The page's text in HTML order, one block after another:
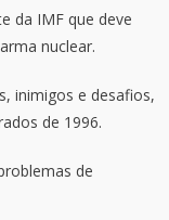
da IMF que deve
nuclear.
inimigos e desafios,
de 1996.
de